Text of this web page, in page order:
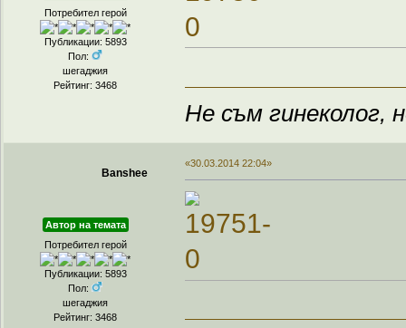
Потребител герой
Публикации: 5893
Пол:
шегаджия
Рейтинг: 3468
Не съм гинеколог,
Banshee
Автор на темата
Потребител герой
Публикации: 5893
Пол:
шегаджия
Рейтинг: 3468
«30.03.2014 22:04»